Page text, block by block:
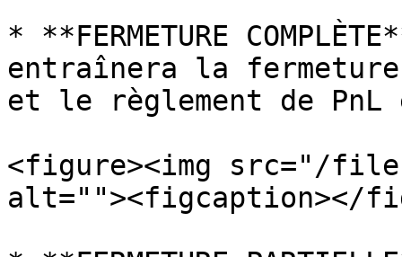
* **FERMETURE
entraînera la
et le règlement de PnL
<figure><img src="/files/
alt=""><figcaption></